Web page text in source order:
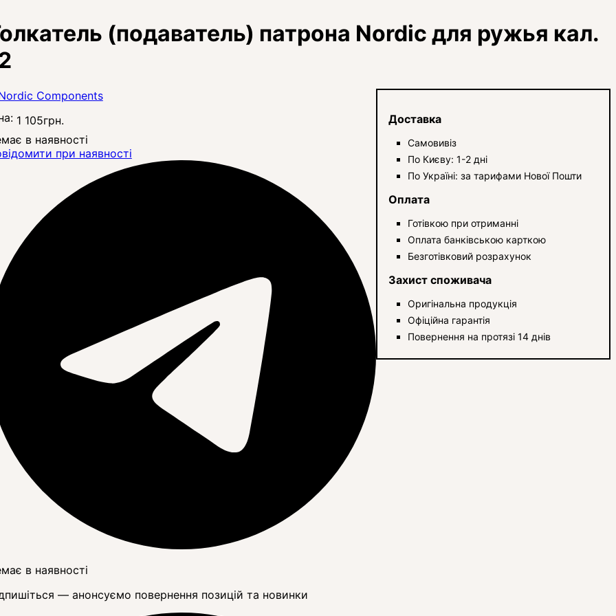
(подаватель) патрона Nordic для ружья кал.
1 105грн.
в наявності
при наявності
в наявності
— анонсуємо повернення позицій та новинки
Доставка
Самовивіз
По Києву: 1-2 дні
По Україні: за тарифами Нової Пошти
Оплата
Готівкою при отриманні
Оплата банківською карткою
Безготівковий розрахунок
Захист споживача
Оригінальна продукція
Офіційна гарантія
Повернення на протязі 14 днів